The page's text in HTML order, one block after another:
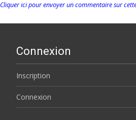
Cliquer ici pour envoyer un commentaire sur
Connexion
Inscription
Connexion